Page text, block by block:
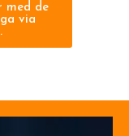
med de
via